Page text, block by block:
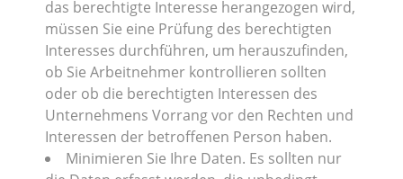
das berechtigte Interesse herangezogen wird,
müssen Sie eine Prüfung des berechtigten
Interesses durchführen, um herauszufinden,
ob Sie Arbeitnehmer kontrollieren sollten
oder ob die berechtigten Interessen des
Unternehmens Vorrang vor den Rechten und
Interessen der betroffenen Person haben.
Minimieren Sie Ihre Daten. Es sollten nur